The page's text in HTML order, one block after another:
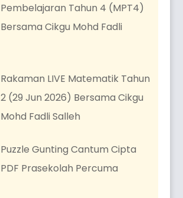
Pembelajaran Tahun 4 (MPT4)
Bersama Cikgu Mohd Fadli
Rakaman LIVE Matematik Tahun
2 (29 Jun 2026) Bersama Cikgu
Mohd Fadli Salleh
Puzzle Gunting Cantum Cipta
PDF Prasekolah Percuma